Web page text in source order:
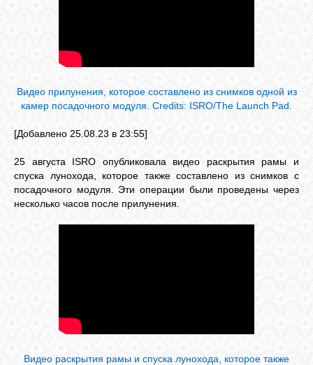
Видео прилунения, которое составлено из снимков одной из
камер посадочного модуля. Credits: ISRO/The Launch Pad.
[Добавлено 25.08.23 в 23:55]
25 августа ISRO опубликовала видео раскрытия рамы и
спуска лунохода, которое также составлено из снимков с
посадочного модуля. Эти операции были проведены через
несколько часов после прилунения.
Видео раскрытия рамы и спуска лунохода, которое также